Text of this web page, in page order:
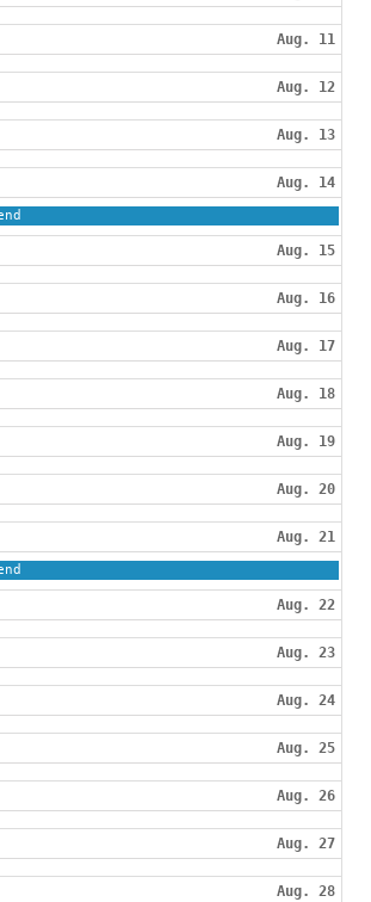
Aug. 11
Aug. 12
Aug. 13
Aug. 14
Aug. 15
Aug. 16
Aug. 17
Aug. 18
Aug. 19
Aug. 20
Aug. 21
Aug. 22
Aug. 23
Aug. 24
Aug. 25
Aug. 26
Aug. 27
Aug. 28